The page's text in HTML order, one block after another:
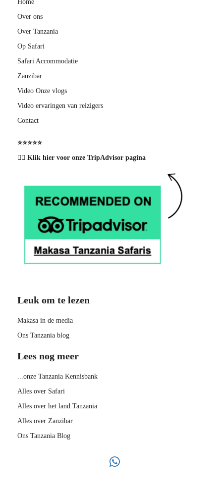
Home
Over ons
Over Tanzania
Op Safari
Safari Accommodatie
Zanzibar
Video Onze vlogs
Video ervaringen van reizigers
Contact
⭐️⭐️⭐️⭐️⭐️
👉🏽 Klik hier voor onze TripAdvisor pagina
Leuk om te lezen
Makasa in de media
Ons Tanzania blog
Lees nog meer
...onze Tanzania Kennisbank
Alles over Safari
Alles over het land Tanzania
Alles over Zanzibar
Ons Tanzania Blog